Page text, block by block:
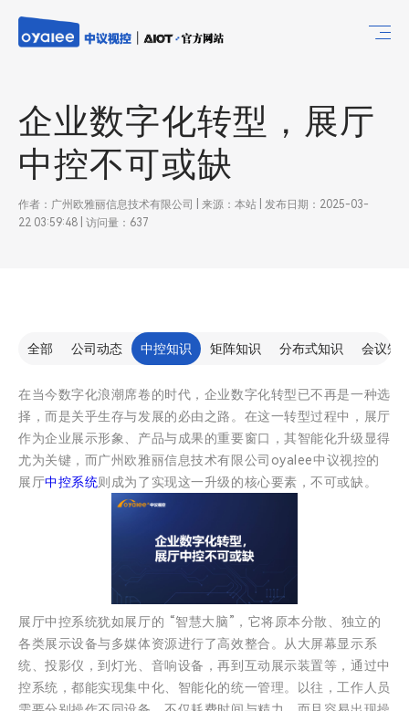
企业数字化转型，展厅
中控不可或缺
作者：广州欧雅丽信息技术有限公司 | 来源：本站 | 发布日期：2025-03-
22 03:59:48 | 访问量：637
全部 公司动态 中控知识 矩阵知识 分布式知识 会议知
在当今数字化浪潮席卷的时代，企业数字化转型已不再是一种选
择，而是关乎生存与发展的必由之路。在这一转型过程中，展厅
作为企业展示形象、产品与成果的重要窗口，其智能化升级显得
尤为关键，而广州欧雅丽信息技术有限公司oyalee中议视控的
展厅中控系统则成为了实现这一升级的核心要素，不可或缺。
展厅中控系统犹如展厅的 “智慧大脑”，它将原本分散、独立的
各类展示设备与多媒体资源进行了高效整合。从大屏幕显示系
统、投影仪，到灯光、音响设备，再到互动展示装置等，通过中
控系统，都能实现集中化、智能化的统一管理。以往，工作人员